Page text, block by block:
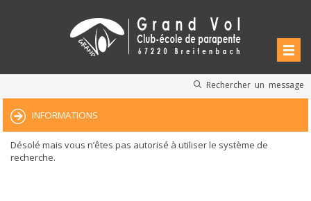
Rechercher un message
INFORMATIONS
Désolé mais vous n’êtes pas autorisé à utiliser le système de
recherche.